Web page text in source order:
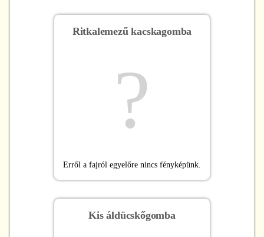
Ritkalemezű kacskagomba
?
Erről a fajról egyelőre nincs fényképünk.
Kis áldücskőgomba